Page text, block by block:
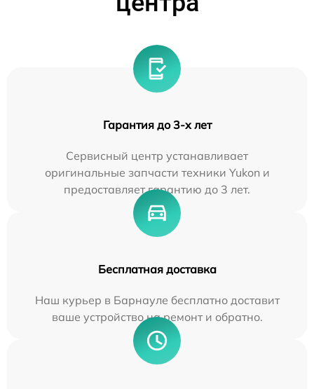
Гарантия до 3-х лет
Сервисный центр устанавливает
оригинальные запчасти техники Yukon и
предоставляет гарантию до 3 лет.
Бесплатная доставка
Наш курьер в Барнауле бесплатно доставит
ваше устройство на ремонт и обратно.